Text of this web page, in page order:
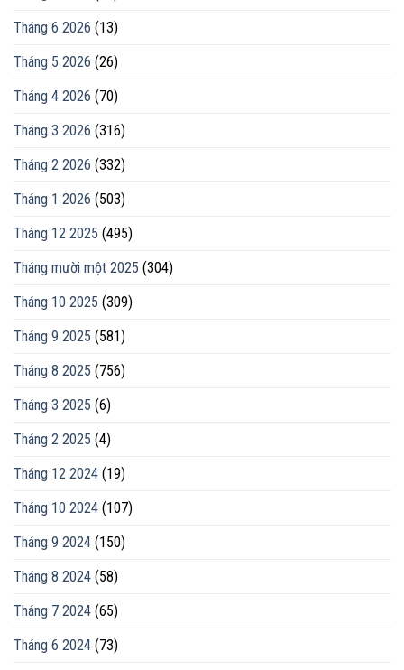
Tháng 6 2026 (13)
Tháng 5 2026 (26)
Tháng 4 2026 (70)
Tháng 3 2026 (316)
Tháng 2 2026 (332)
Tháng 1 2026 (503)
Tháng 12 2025 (495)
Tháng mười một 2025 (304)
Tháng 10 2025 (309)
Tháng 9 2025 (581)
Tháng 8 2025 (756)
Tháng 3 2025 (6)
Tháng 2 2025 (4)
Tháng 12 2024 (19)
Tháng 10 2024 (107)
Tháng 9 2024 (150)
Tháng 8 2024 (58)
Tháng 7 2024 (65)
Tháng 6 2024 (73)